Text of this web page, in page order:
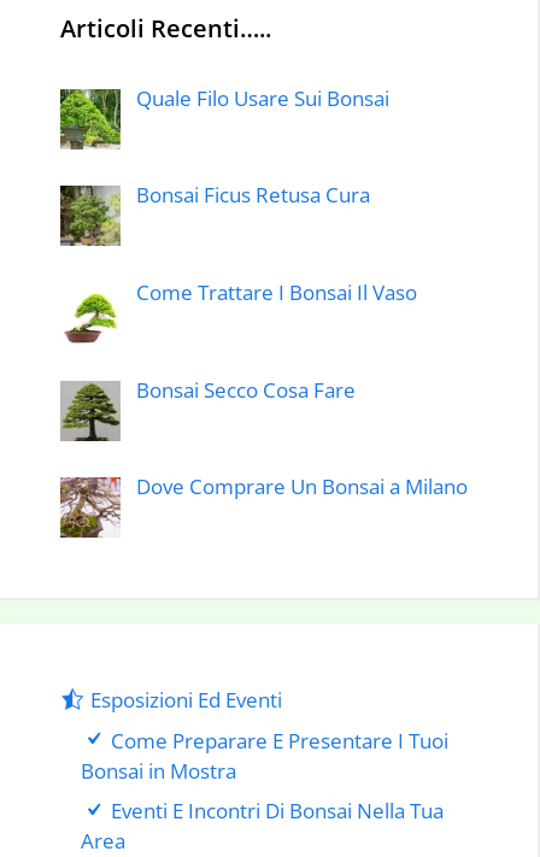
Articoli Recenti…..
Quale Filo Usare Sui Bonsai
Bonsai Ficus Retusa Cura
Come Trattare I Bonsai Il Vaso
Bonsai Secco Cosa Fare
Dove Comprare Un Bonsai a Milano
Esposizioni Ed Eventi
Come Preparare E Presentare I Tuoi
Bonsai in Mostra
Eventi E Incontri Di Bonsai Nella Tua
Area